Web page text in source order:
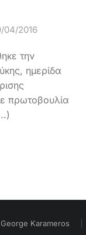
04/2016
την
ημερίδα
πρωτοβουλία
Karameros